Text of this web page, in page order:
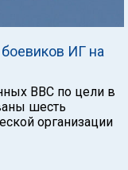
ИГ на
ВВС по цели в
шесть
организации